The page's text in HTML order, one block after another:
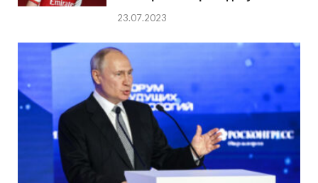
23.07.2023